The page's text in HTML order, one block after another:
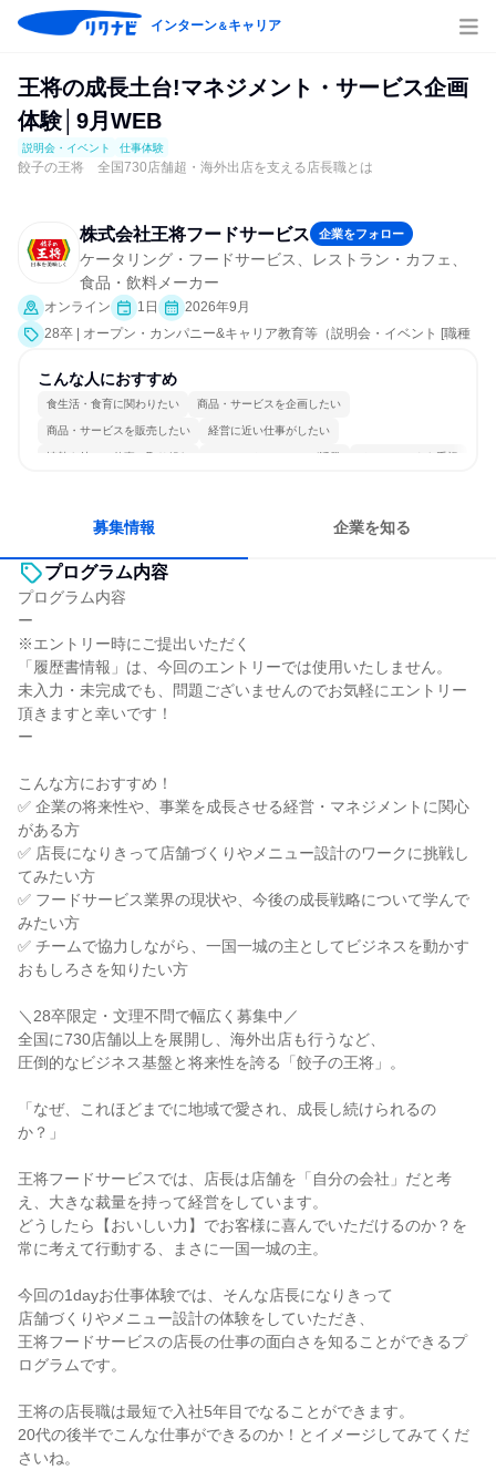
インターン＆キャリア
王将の成長土台!マネジメント・サービス企画
体験│9月WEB
説明会・イベント 仕事体験
餃子の王将 全国730店舗超・海外出店を支える店長職とは
株式会社王将フードサービス 企業をフォロー
ケータリング・フードサービス、レストラン・カフェ、
食品・飲料メーカー
オンライン 1日
2026年9月
28卒 | オープン・カンパニー&キャリア教育等（説明会・イベント [職種
こんな人におすすめ
食生活・食育に関わりたい 商品・サービスを企画したい
商品・サービスを販売したい 経営に近い仕事がしたい
情熱を持って仕事に取り組む コミュニケーションが活発 チームワークを重視
募集情報 企業を知る
プログラム内容
プログラム内容
ー
※エントリー時にご提出いただく
「履歴書情報」は、今回のエントリーでは使用いたしません。
未入力・未完成でも、問題ございませんのでお気軽にエントリー
頂きますと幸いです！
ー
こんな方におすすめ！
✅ 企業の将来性や、事業を成長させる経営・マネジメントに関心
がある方
✅ 店長になりきって店舗づくりやメニュー設計のワークに挑戦し
てみたい方
✅ フードサービス業界の現状や、今後の成長戦略について学んで
みたい方
✅ チームで協力しながら、一国一城の主としてビジネスを動かす
おもしろさを知りたい方
＼28卒限定・文理不問で幅広く募集中／
全国に730店舗以上を展開し、海外出店も行うなど、
圧倒的なビジネス基盤と将来性を誇る「餃子の王将」。
「なぜ、これほどまでに地域で愛され、成長し続けられるの
か？」
王将フードサービスでは、店長は店舗を「自分の会社」だと考
え、大きな裁量を持って経営をしています。
どうしたら【おいしい力】でお客様に喜んでいただけるのか？を
常に考えて行動する、まさに一国一城の主。
今回の1dayお仕事体験では、そんな店長になりきって
店舗づくりやメニュー設計の体験をしていただき、
王将フードサービスの店長の仕事の面白さを知ることができるプ
ログラムです。
王将の店長職は最短で入社5年目でなることができます。
20代の後半でこんな仕事ができるのか！とイメージしてみてくだ
さいね。